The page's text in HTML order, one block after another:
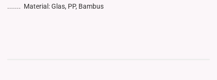
....... Material: Glas, PP, Bambus